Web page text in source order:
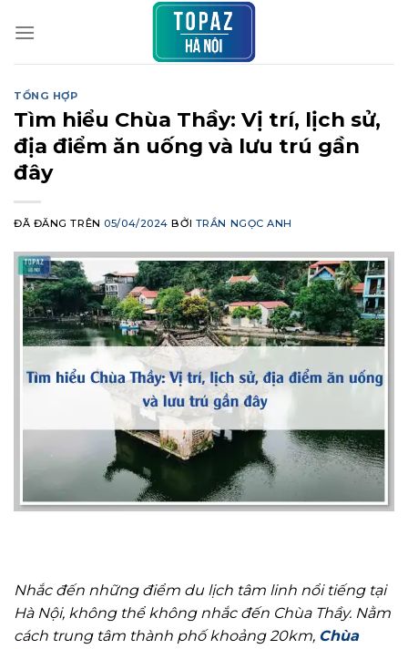
đến
TỔNG HỢP
Tìm hiểu Chùa Thầy: Vị trí, lịch sử,
địa điểm ăn uống và lưu trú gần
đây
ĐÃ ĐĂNG TRÊN 05/04/2024 BỞI TRẦN NGỌC ANH
Nhắc đến những điểm du lịch tâm linh nổi tiếng tại
Hà Nội, không thể không nhắc đến Chùa Thầy. Nằm
cách trung tâm thành phố khoảng 20km, Chùa